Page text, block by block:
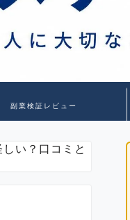
副業検証レビュー
い？口コミと